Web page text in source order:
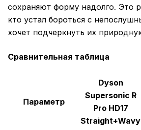
сохраняют форму надолго. Это
кто устал бороться с
хочет подчеркнуть их
Сравнительная таблица
Параметр
Dyson
Supersonic R
Pro HD17
Straight+Wavy